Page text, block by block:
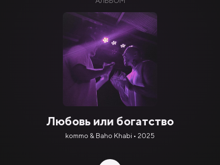
Любовь или богатство
kommo & Baho Khabi • 2025